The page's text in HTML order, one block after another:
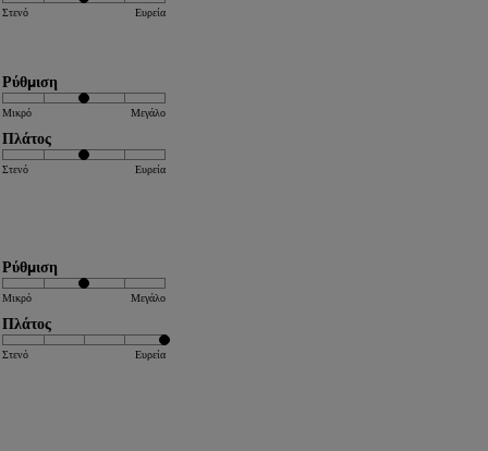
Στενό Ευρεία
Ρύθμιση
Μικρό Μεγάλο
Πλάτος
Στενό Ευρεία
Ρύθμιση
Μικρό Μεγάλο
Πλάτος
Στενό Ευρεία